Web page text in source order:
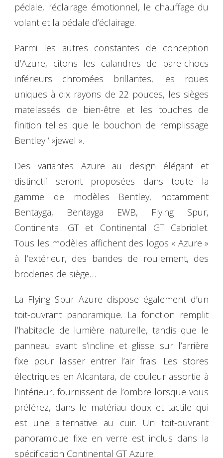
pédale, l’éclairage émotionnel, le chauffage du
volant et la pédale d’éclairage.
Parmi les autres constantes de conception
d’Azure, citons les calandres de pare-chocs
inférieurs chromées brillantes, les roues
uniques à dix rayons de 22 pouces, les sièges
matelassés de bien-être et les touches de
finition telles que le bouchon de remplissage
Bentley ‘ »jewel ».
Des variantes Azure au design élégant et
distinctif seront proposées dans toute la
gamme de modèles Bentley, notamment
Bentayga, Bentayga EWB, Flying Spur,
Continental GT et Continental GT Cabriolet.
Tous les modèles affichent des logos « Azure »
à l’extérieur, des bandes de roulement, des
broderies de siège…
La Flying Spur Azure dispose également d’un
toit-ouvrant panoramique. La fonction remplit
l’habitacle de lumière naturelle, tandis que le
panneau avant s’incline et glisse sur l’arrière
fixe pour laisser entrer l’air frais. Les stores
électriques en Alcantara, de couleur assortie à
l’intérieur, fournissent de l’ombre lorsque vous
préférez, dans le matériau doux et tactile qui
est une alternative au cuir. Un toit-ouvrant
panoramique fixe en verre est inclus dans la
spécification Continental GT Azure.